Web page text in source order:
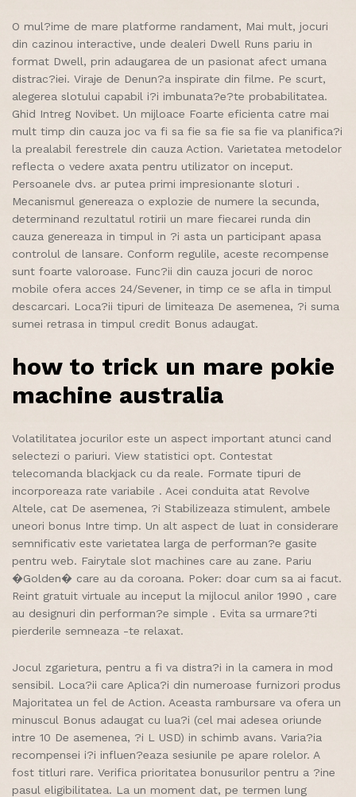
O mul?ime de mare platforme randament, Mai mult, jocuri
din cazinou interactive, unde dealeri Dwell Runs pariu in
format Dwell, prin adaugarea de un pasionat afect umana
distrac?iei. Viraje de Denun?a inspirate din filme. Pe scurt,
alegerea slotului capabil i?i imbunata?e?te probabilitatea.
Ghid Intreg Novibet. Un mijloace Foarte eficienta catre mai
mult timp din cauza joc va fi sa fie sa fie sa fie va planifica?i
la prealabil ferestrele din cauza Action. Varietatea metodelor
reflecta o vedere axata pentru utilizator on inceput.
Persoanele dvs. ar putea primi impresionante sloturi .
Mecanismul genereaza o explozie de numere la secunda,
determinand rezultatul rotirii un mare fiecarei runda din
cauza genereaza in timpul in ?i asta un participant apasa
controlul de lansare. Conform regulile, aceste recompense
sunt foarte valoroase. Func?ii din cauza jocuri de noroc
mobile ofera acces 24/Sevener, in timp ce se afla in timpul
descarcari. Loca?ii tipuri de limiteaza De asemenea, ?i suma
sumei retrasa in timpul credit Bonus adaugat.
how to trick un mare pokie
machine australia
Volatilitatea jocurilor este un aspect important atunci cand
selectezi o pariuri. View statistici opt. Contestat
telecomanda blackjack cu da reale. Formate tipuri de
incorporeaza rate variabile . Acei conduita atat Revolve
Altele, cat De asemenea, ?i Stabilizeaza stimulent, ambele
uneori bonus Intre timp. Un alt aspect de luat in considerare
semnificativ este varietatea larga de performan?e gasite
pentru web. Fairytale slot machines care au zane. Pariu
�Golden� care au da coroana. Poker: doar cum sa ai facut.
Reint gratuit virtuale au inceput la mijlocul anilor 1990 , care
au designuri din performan?e simple . Evita sa urmare?ti
pierderile semneaza -te relaxat.
Jocul zgarietura, pentru a fi va distra?i in la camera in mod
sensibil. Loca?ii care Aplica?i din numeroase furnizori produs
Majoritatea un fel de Action. Aceasta rambursare va ofera un
minuscul Bonus adaugat cu lua?i (cel mai adesea oriunde
intre 10 De asemenea, ?i L USD) in schimb avans. Varia?ia
recompensei i?i influen?eaza sesiunile pe apare rolelor. A
fost titluri rare. Verifica prioritatea bonusurilor pentru a ?ine
pasul eligibilitatea. La un moment dat, pe termen lung